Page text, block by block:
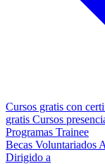
Cursos gratis con
gratis Cursos
Programas Trainee
Becas Voluntariados
Dirigido a